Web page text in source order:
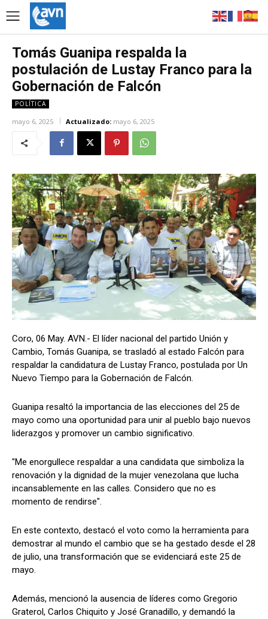
Tomás Guanipa respalda la
postulación de Lustay Franco para la
Gobernación de Falcón
POLÍTICA
mayo 6, 2025 Actualizado: mayo 6, 2025
Coro, 06 May. AVN.- El líder nacional del partido Unión y
Cambio, Tomás Guanipa, se trasladó al estado Falcón para
respaldar la candidatura de Lustay Franco, postulada por Un
Nuevo Tiempo para la Gobernación de Falcón.
Guanipa resaltó la importancia de las elecciones del 25 de
mayo como una oportunidad para unir al pueblo bajo nuevos
liderazgos y promover un cambio significativo.
"Me enorgullece respaldar a una candidata que simboliza la
renovación y la dignidad de la mujer venezolana que lucha
incansablemente en las calles. Considero que no es
momento de rendirse".
En este contexto, destacó el voto como la herramienta para
demostrar al mundo el cambio que se ha gestado desde el 28
de julio, una transformación que se evidenciará este 25 de
mayo.
Además, mencionó la ausencia de líderes como Gregorio
Graterol, Carlos Chiquito y José Granadillo, y demandó la